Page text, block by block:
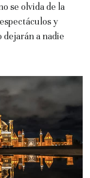
se olvida de la
y
a nadie